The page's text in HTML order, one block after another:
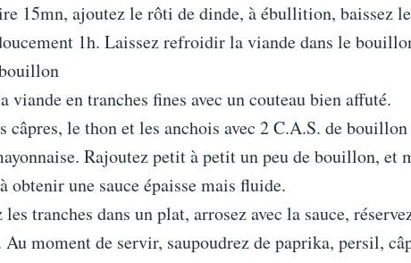
15mn, ajoutez le rôti de dinde, à ébullition, baissez
1h. Laissez refroidir la viande dans le
viande en tranches fines avec un couteau bien affuté.
câpres, le thon et les anchois avec 2 C.A.S. de
Rajoutez petit à petit un peu de bouillon, et
obtenir une sauce épaisse mais fluide.
les tranches dans un plat, arrosez avec la sauce,
Au moment de servir, saupoudrez de paprika, persil,